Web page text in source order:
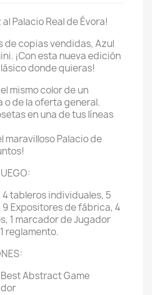
Palacio Real de Évora!
de copias vendidas, Azul
¡Con esta nueva edición
donde quieras!
mismo color de un
de la oferta general.
en una de tus líneas
maravilloso Palacio de
tableros individuales, 5
Expositores de fábrica, 4
1 marcador de Jugador
reglamento.
Abstract Game